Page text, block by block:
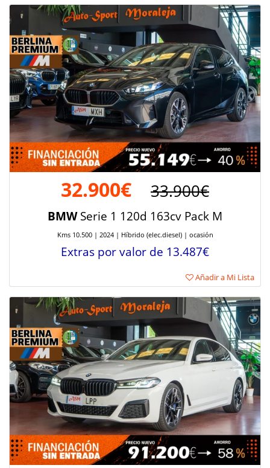
32.900€ 33.900€
BMWSerie 1 120d 163cv Pack M
Kms 10.500 | 2024 | Híbrido (elec.diesel) | ocasión
Extras por valor de 13.487€
Añadir a Mi Lista